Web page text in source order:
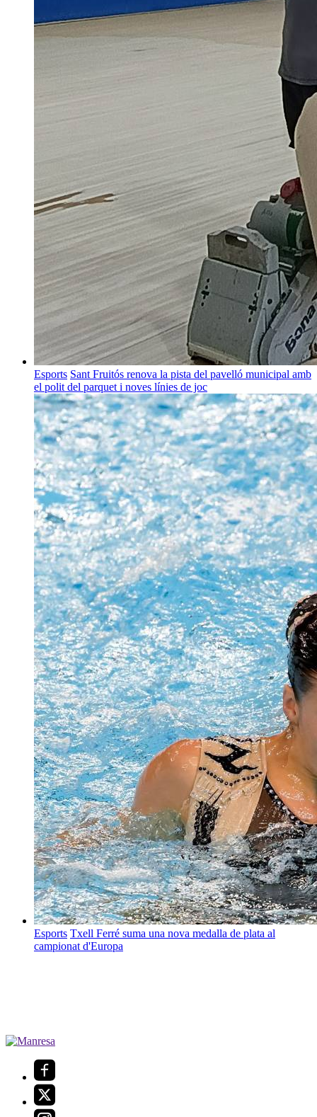
Esports Sant Fruitós renova la pista del pavelló municipal amb
el polit del parquet i noves línies de joc
Esports Txell Ferré suma una nova medalla de plata al
campionat d'Europa